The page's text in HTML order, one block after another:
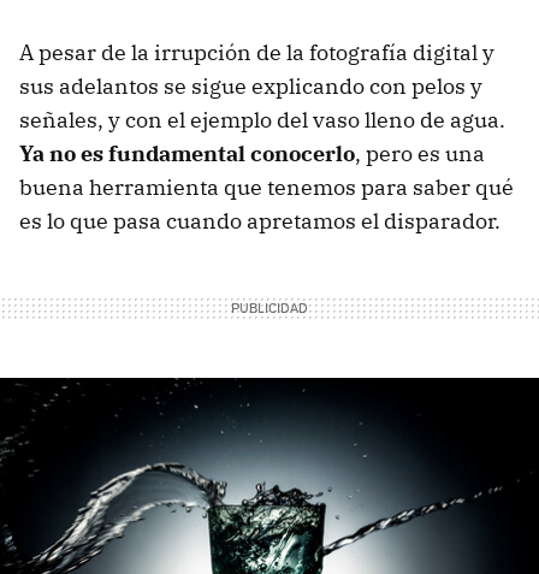
A pesar de la irrupción de la fotografía digital y
sus adelantos se sigue explicando con pelos y
señales, y con el ejemplo del vaso lleno de agua.
Ya no es fundamental conocerlo, pero es una
buena herramienta que tenemos para saber qué
es lo que pasa cuando apretamos el disparador.